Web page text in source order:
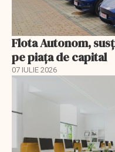
Flota Autonom,
pe piața de capital
07 IULIE 2026